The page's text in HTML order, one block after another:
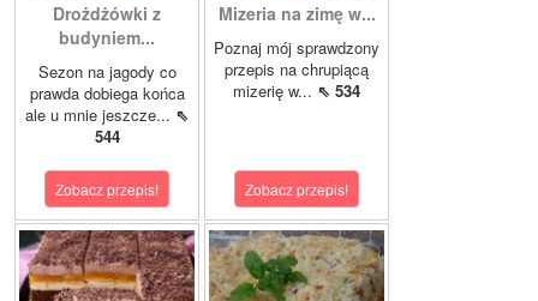
Drożdżówki z
budyniem...
Sezon na jagody co
prawda dobiega końca
ale u mnie jeszcze... ⇖
544
Zobacz przepis!
Mizeria na zimę w...
Poznaj mój sprawdzony
przepis na chrupiącą
mizerię w... ⇖ 534
Zobacz przepis!